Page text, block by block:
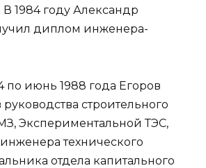
В 1984 году Александр
диплом инженера-
по июнь 1988 года Егоров
руководства строительного
Экспериментальной ТЭС,
технического
отдела капитального